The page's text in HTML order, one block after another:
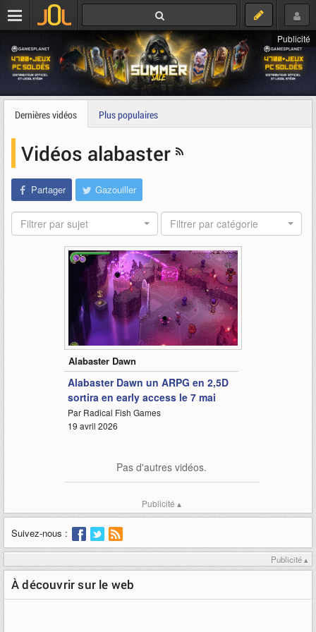
Publicité
Dernières vidéos Plus populaires
Vidéos alabaster
Partager Gazouiller
Filtrer par sujet Filtrer par catégorie
1:00
Alabaster Dawn
Alabaster Dawn un ARPG en 2,5D
sortira en early access le 7 mai
Par Radical Fish Games
19 avril 2026
Pas d'autres vidéos.
Publicité ▴
Suivez-nous :
Publicité ▴
À découvrir sur le web